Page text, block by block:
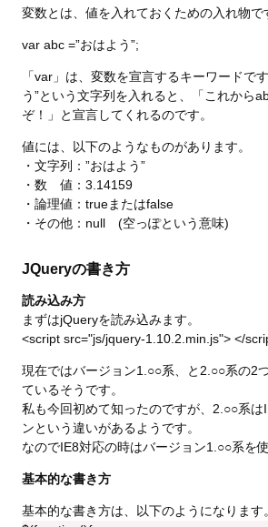
変数とは、値を入れておくための入れ物で
var abc =”おはよう”;
「var」は、変数を宣言するキーワードで
う”という文字列を入れると、「これから
ぞ！」と宣言してくれるのです。
値には、以下のようなものがあります。
・文字列：”おはよう”
・数 値：3.14159
・論理値：trueまたはfalse
・その他：null (空っぽという意味)
JQueryの書き方
読み込み方
まずはjQueryを読み込みます。
<script src="js/jquery-1.10.2.min.js"> </
現在ではバージョン1.○○系、と2.○○系の2
ているそうです。
私も今回初めて知ったのですが、2.○○系は
ンという違いがあるようです。
なのでIE8対応の時はバージョン1.○○系を
基本的な書き方
基本的な書き方は、以下のようになります。